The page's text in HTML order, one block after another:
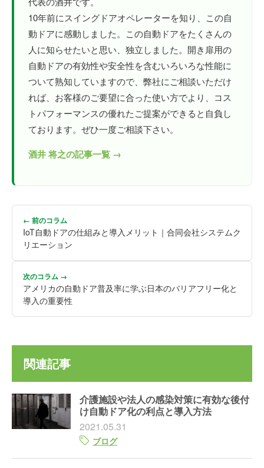
10年前にスイングドアオペレーターを知り、この自
動ドアに感動しました。この自動ドアをたくさんの
人に知らせたいと思い、独立しました。開き扉用の
自動ドアの有効性や安全性を含むいろいろな性能に
ついて熟知していますので、弊社にご相談いただけ
れば、お客様のご要望に合った使い方でより、コス
トパフォーマンスの優れたご提案ができると自負し
ております。ぜひ一度ご相談下さい。
酒井 将之の記事一覧 →
← 前のコラム
IoT自動ドアの仕組みと導入メリット｜合同会社システムク
リエーション
次のコラム →
アメリカの自動ドア普及率に学ぶ日本のバリアフリー化と
導入の重要性
関連記事
介護施設や法人の感染対策に有効な後付
け自動ドア化の利点と導入方法
2021.05.31
ブログ